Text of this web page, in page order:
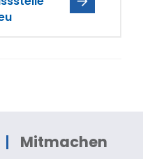
Mitmachen